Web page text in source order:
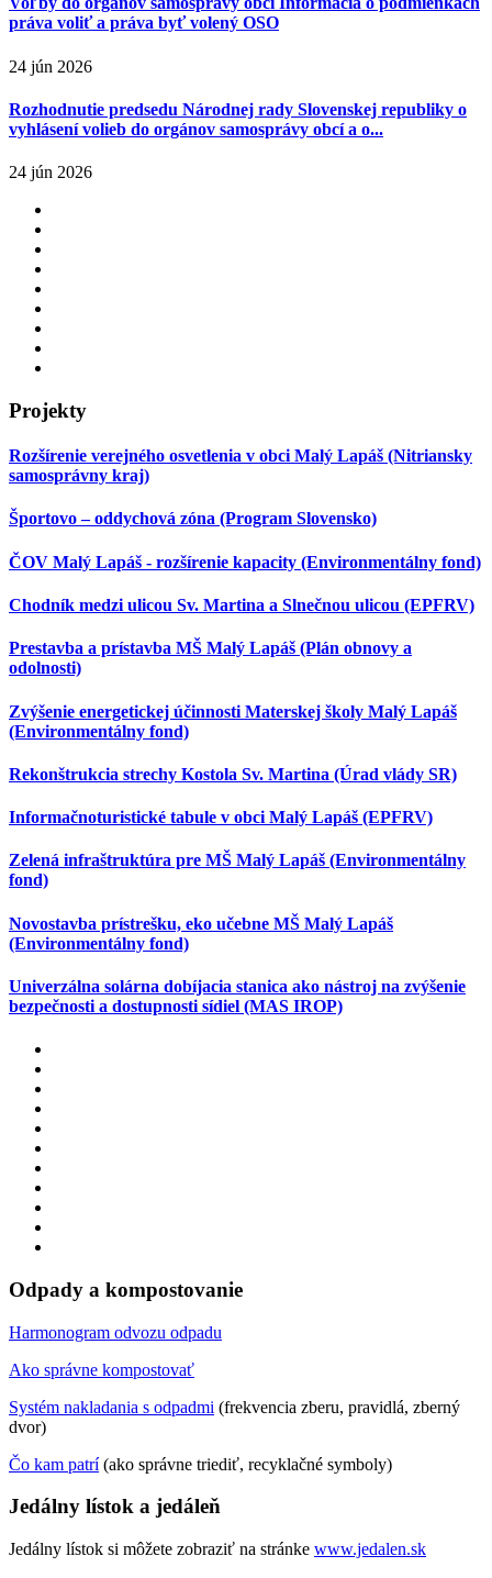
práva voliť a práva byť volený OSO
24 jún 2026
Rozhodnutie predsedu Národnej rady Slovenskej republiky o
vyhlásení volieb do orgánov samosprávy obcí a o...
24 jún 2026
Projekty
Rozšírenie verejného osvetlenia v obci Malý Lapáš (Nitriansky
samosprávny kraj)
Športovo – oddychová zóna (Program Slovensko)
ČOV Malý Lapáš - rozšírenie kapacity (Environmentálny fond)
Chodník medzi ulicou Sv. Martina a Slnečnou ulicou (EPFRV)
Prestavba a prístavba MŠ Malý Lapáš (Plán obnovy a
odolnosti)
Zvýšenie energetickej účinnosti Materskej školy Malý Lapáš
(Environmentálny fond)
Rekonštrukcia strechy Kostola Sv. Martina (Úrad vlády SR)
Informačnoturistické tabule v obci Malý Lapáš (EPFRV)
Zelená infraštruktúra pre MŠ Malý Lapáš (Environmentálny
fond)
Novostavba prístrešku, eko učebne MŠ Malý Lapáš
(Environmentálny fond)
Univerzálna solárna dobíjacia stanica ako nástroj na zvýšenie
bezpečnosti a dostupnosti sídiel (MAS IROP)
Odpady a kompostovanie
Harmonogram odvozu odpadu
Ako správne kompostovať
Systém nakladania s odpadmi (frekvencia zberu, pravidlá, zberný
dvor)
Čo kam patrí(ako správne triediť, recyklačné symboly)
Jedálny lístok a jedáleň
Jedálny lístok si môžete zobraziť na stránke www.jedalen.sk